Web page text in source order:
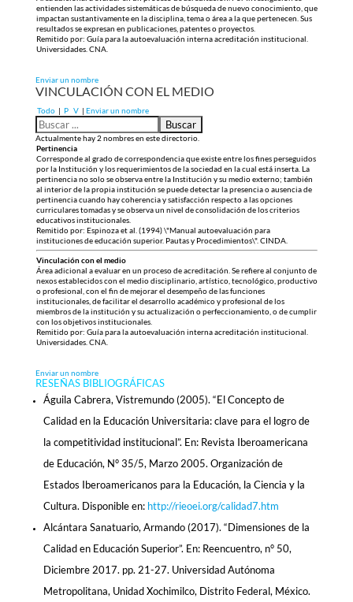
entienden las actividades sistemáticas de búsqueda de nuevo conocimiento, que
impactan sustantivamente en la disciplina, tema o área a la que pertenecen. Sus
resultados se expresan en publicaciones, patentes o proyectos.
Remitido por: Guía para la autoevaluación interna acreditación institucional.
Universidades. CNA.
Enviar un nombre
VINCULACIÓN CON EL MEDIO
Todo | P V | Enviar un nombre
Actualmente hay 2 nombres en este directorio.
Pertinencia
Corresponde al grado de correspondencia que existe entre los fines perseguidos
por la Institución y los requerimientos de la sociedad en la cual está inserta. La
pertinencia no solo se observa entre la Institución y su medio externo; también
al interior de la propia institución se puede detectar la presencia o ausencia de
pertinencia cuando hay coherencia y satisfacción respecto a las opciones
curriculares tomadas y se observa un nivel de consolidación de los criterios
educativos institucionales.
Remitido por: Espinoza et al. (1994) \"Manual autoevaluación para
instituciones de educación superior. Pautas y Procedimientos\". CINDA.
Vinculación con el medio
Área adicional a evaluar en un proceso de acreditación. Se refiere al conjunto de
nexos establecidos con el medio disciplinario, artístico, tecnológico, productivo
o profesional, con el fin de mejorar el desempeño de las funciones
institucionales, de facilitar el desarrollo académico y profesional de los
miembros de la institución y su actualización o perfeccionamiento, o de cumplir
con los objetivos institucionales.
Remitido por: Guía para la autoevaluación interna acreditación institucional.
Universidades. CNA.
Enviar un nombre
RESEÑAS BIBLIOGRÁFICAS
Águila Cabrera, Vistremundo (2005). “El Concepto de
Calidad en la Educación Universitaria: clave para el logro de
la competitividad institucional”. En: Revista Iberoamericana
de Educación, N° 35/5, Marzo 2005. Organización de
Estados Iberoamericanos para la Educación, la Ciencia y la
Cultura. Disponible en: http://rieoei.org/calidad7.htm
Alcántara Sanatuario, Armando (2017). “Dimensiones de la
Calidad en Educación Superior”. En: Reencuentro, n° 50,
Diciembre 2017. pp. 21-27. Universidad Autónoma
Metropolitana, Unidad Xochimilco, Distrito Federal, México.